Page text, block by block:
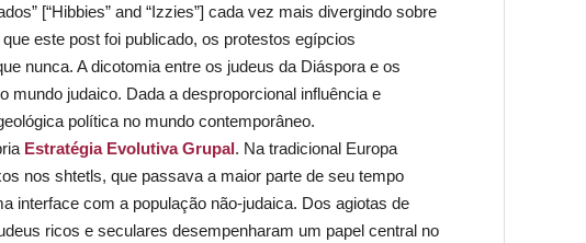
[“Hibbies” and “Izzies”] cada vez mais divergindo sobre
este postfoi publicado, os protestos egípcios
nunca. A dicotomia entre os judeus da Diáspora e os
mundo judaico. Dada a desproporcional influência e
política no mundo contemporâneo.
Estratégia Evolutiva Grupal. Na tradicional Europa
nos shtetls, que passava a maior parte de seu tempo
interface com a população não-judaica. Dos agiotas de
ricos e seculares desempenharam um papel central no